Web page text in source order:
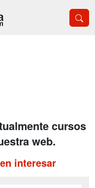
cursos
web.
interesar